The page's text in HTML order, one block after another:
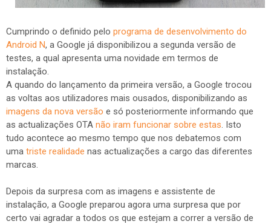
Cumprindo o definido pelo programa de desenvolvimento do
Android N, a Google já disponibilizou a segunda versão de
testes, a qual apresenta uma novidade em termos de
instalação.
A quando do lançamento da primeira versão, a Google trocou
as voltas aos utilizadores mais ousados, disponibilizando as
imagens da nova versão e só posteriormente informando que
as actualizações OTA não iram funcionar sobre estas. Isto
tudo acontece ao mesmo tempo que nos debatemos com
uma triste realidade nas actualizações a cargo das diferentes
marcas.
Depois da surpresa com as imagens e assistente de
instalação, a Google preparou agora uma surpresa que por
certo vai agradar a todos os que estejam a correr a versão de